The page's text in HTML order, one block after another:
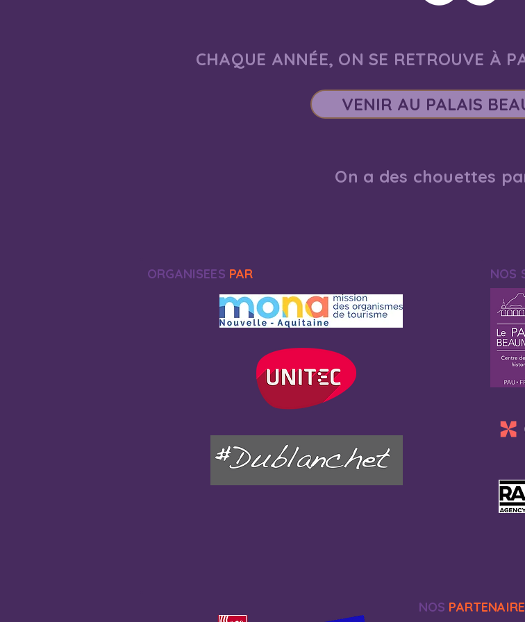
CHAQUE ANNÉE, ON SE RETROUVE À
VENIR AU PALAIS
On a des chouettes
ORGANISEES PAR NOS
NOS